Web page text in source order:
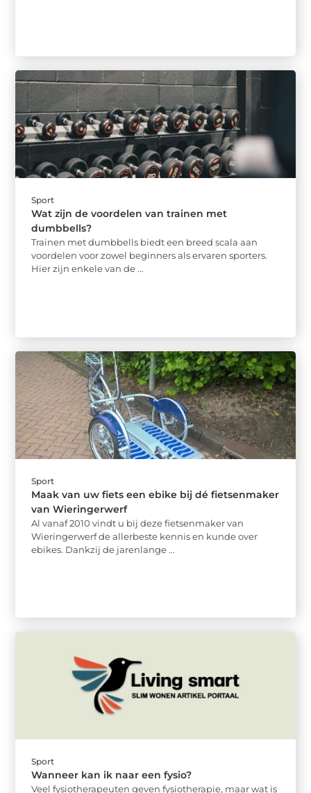
Sport
Wat zijn de voordelen van trainen met
dumbbells?
Trainen met dumbbells biedt een breed scala aan
voordelen voor zowel beginners als ervaren sporters.
Hier zijn enkele van de ...
Sport
Maak van uw fiets een ebike bij dé fietsenmaker
van Wieringerwerf
Al vanaf 2010 vindt u bij deze fietsenmaker van
Wieringerwerf de allerbeste kennis en kunde over
ebikes. Dankzij de jarenlange ...
Sport
Wanneer kan ik naar een fysio?
Veel fysiotherapeuten geven fysiotherapie, maar wat is